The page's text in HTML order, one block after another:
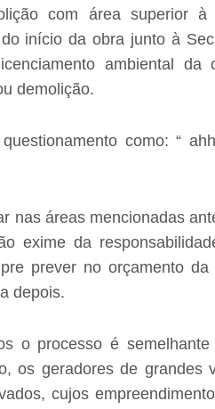
com área superior
início da obra junto à
ambiental
demolição.
questionamento como: “
nas áreas mencionadas
exime da
prever no orçamento
depois.
o processo é
os geradores de grandes
cujos